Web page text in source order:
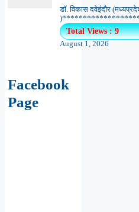
डॉ. विकास दवेइंदौर
Total Views : 9
August 1, 2026
Facebook
Page